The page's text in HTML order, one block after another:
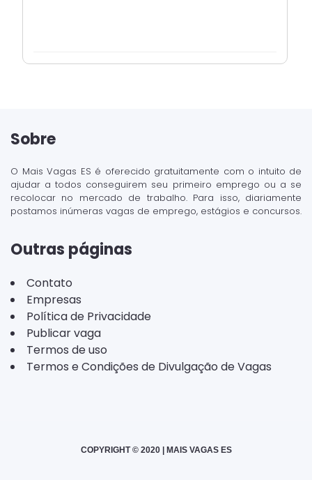
Sobre
O Mais Vagas ES é oferecido gratuitamente com o intuito de
ajudar a todos conseguirem seu primeiro emprego ou a se
recolocar no mercado de trabalho. Para isso, diariamente
postamos inúmeras vagas de emprego, estágios e concursos.
Outras páginas
Contato
Empresas
Política de Privacidade
Publicar vaga
Termos de uso
Termos e Condições de Divulgação de Vagas
COPYRIGHT © 2020 | MAIS VAGAS ES